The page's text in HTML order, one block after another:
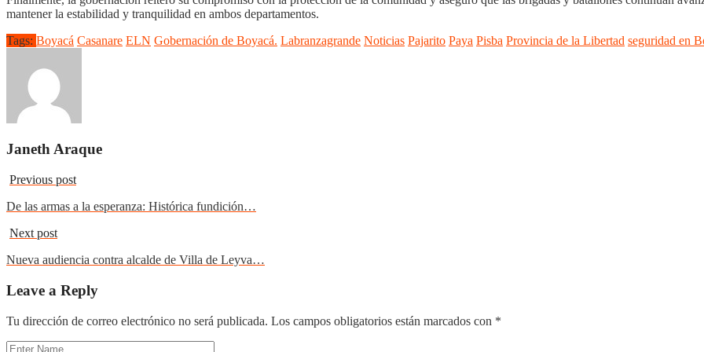
mantener la estabilidad y tranquilidad en ambos departamentos.
Tags: Boyacá Casanare ELN Gobernación de Boyacá. Labranzagrande Noticias Pajarito Paya Pisba Provincia de la Libertad seguridad en
Janeth Araque
Previous post
De las armas a la esperanza: Histórica fundición…
Next post
Nueva audiencia contra alcalde de Villa de Leyva…
Leave a Reply
Tu dirección de correo electrónico no será publicada. Los campos obligatorios están marcados con *